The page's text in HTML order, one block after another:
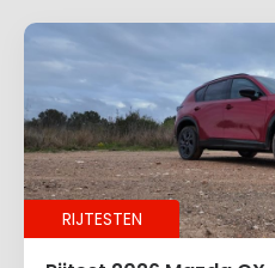
Naam*
RIJTESTEN